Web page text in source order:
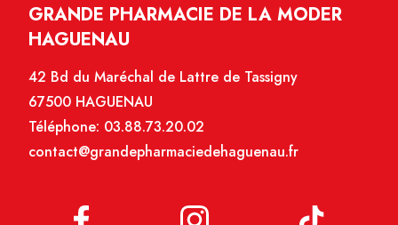
GRANDE PHARMACIE DE LA MODER
HAGUENAU
42 Bd du Maréchal de Lattre de Tassigny
67500 HAGUENAU
Téléphone: 03.88.73.20.02
contact@grandepharmaciedehaguenau.fr